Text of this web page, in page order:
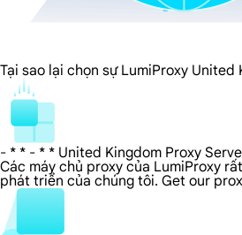
Tại sao lại chọn sự LumiProxy United
- * * - * * United Kingdom Proxy
Các máy chủ proxy của LumiProxy
phát triển của chúng tôi. Get our